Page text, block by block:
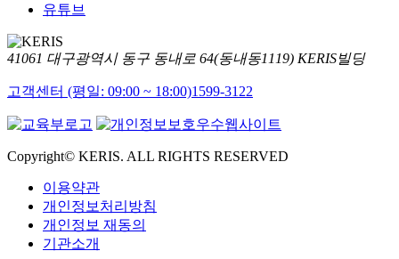
유튜브
41061 대구광역시 동구 동내로 64(동내동1119) KERIS빌딩
고객센터 (평일: 09:00 ~ 18:00)1599-3122
Copyright© KERIS. ALL RIGHTS RESERVED
이용약관
개인정보처리방침
개인정보 재동의
기관소개